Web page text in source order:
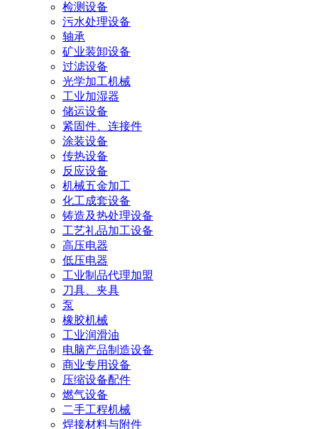
检测设备
污水处理设备
轴承
矿业装卸设备
过滤设备
光学加工机械
工业加湿器
储运设备
紧固件、连接件
涂装设备
传热设备
反应设备
机械五金加工
化工成套设备
铸造及热处理设备
工艺礼品加工设备
高压电器
低压电器
工业制品代理加盟
刀具、夹具
泵
橡胶机械
工业润滑油
电脑产品制造设备
商业专用设备
压缩设备配件
燃气设备
二手工程机械
焊接材料与附件